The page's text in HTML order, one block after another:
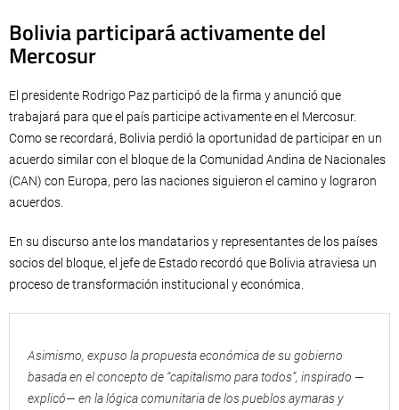
Bolivia participará activamente del
Mercosur
El presidente Rodrigo Paz participó de la firma y anunció que
trabajará para que el país participe activamente en el Mercosur.
Como se recordará, Bolivia perdió la oportunidad de participar en un
acuerdo similar con el bloque de la Comunidad Andina de Nacionales
(CAN) con Europa, pero las naciones siguieron el camino y lograron
acuerdos.
En su discurso ante los mandatarios y representantes de los países
socios del bloque, el jefe de Estado recordó que Bolivia atraviesa un
proceso de transformación institucional y económica.
Asimismo, expuso la propuesta económica de su gobierno
basada en el concepto de “capitalismo para todos”, inspirado —
explicó— en la lógica comunitaria de los pueblos aymaras y